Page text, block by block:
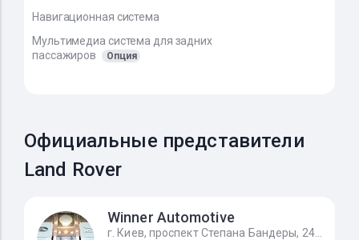
Навигационная система
Мультимедиа система для задних
пассажиров
Опция
Официальные представители
Land Rover
Winner Automotive
г. Киев, проспект Степана Бандеры, 24Д